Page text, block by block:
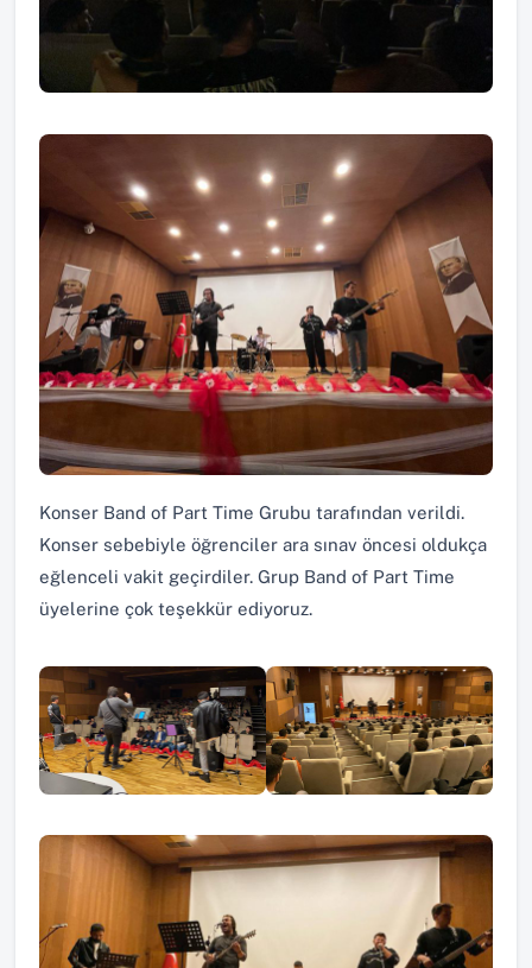
Konser Band of Part Time Grubu tarafından verildi.
Konser sebebiyle öğrenciler ara sınav öncesi oldukça
eğlenceli vakit geçirdiler. Grup Band of Part Time
üyelerine çok teşekkür ediyoruz.